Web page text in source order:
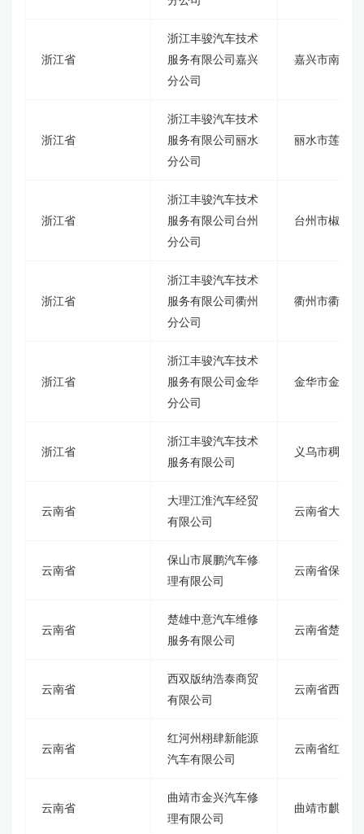
浙江省
浙江丰骏汽车技术
服务有限公司嘉兴
分公司
嘉兴市南湖
浙江省
浙江丰骏汽车技术
服务有限公司丽水
分公司
丽水市莲都
浙江省
浙江丰骏汽车技术
服务有限公司台州
分公司
台州市椒江
浙江省
浙江丰骏汽车技术
服务有限公司衢州
分公司
衢州市衢江
浙江省
浙江丰骏汽车技术
服务有限公司金华
分公司
金华市金东
浙江省
浙江丰骏汽车技术
服务有限公司
义乌市稠城
云南省
大理江淮汽车经贸
有限公司
云南省大理
云南省
保山市展鹏汽车修
理有限公司
云南省保山
云南省
楚雄中意汽车维修
服务有限公司
云南省楚雄
云南省
西双版纳浩泰商贸
有限公司
云南省西双
云南省
红河州栩肆新能源
汽车有限公司
云南省红河
云南省
曲靖市金兴汽车修
理有限公司
曲靖市麒麟